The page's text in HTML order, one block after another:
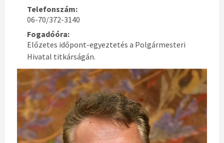
Telefonszám:
06-70/372-3140
Fogadóóra:
Előzetes időpont-egyeztetés a Polgármesteri
Hivatal titkárságán.